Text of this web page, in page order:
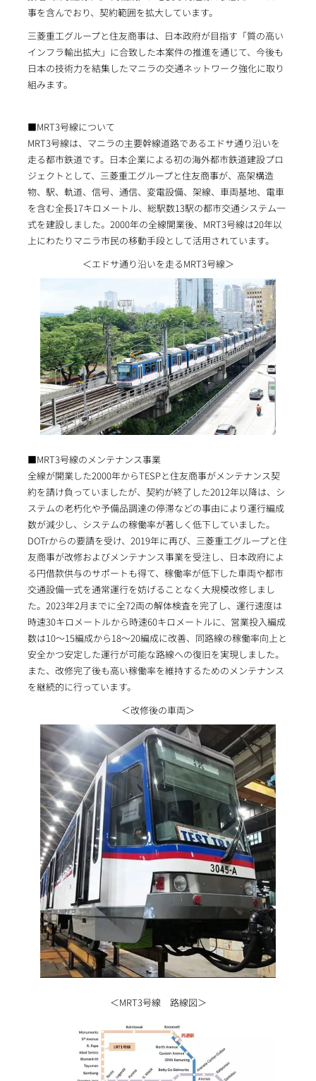
事を含んでおり、契約範囲を拡大しています。
三菱重工グループと住友商事は、日本政府が目指す「質の高い
インフラ輸出拡大」に合致した本案件の推進を通じて、今後も
日本の技術力を結集したマニラの交通ネットワーク強化に取り
組みます。
■MRT3号線について
MRT3号線は、マニラの主要幹線道路であるエドサ通り沿いを
走る都市鉄道です。日本企業による初の海外都市鉄道建設プロ
ジェクトとして、三菱重工グループと住友商事が、高架構造
物、駅、軌道、信号、通信、変電設備、架線、車両基地、電車
を含む全長17キロメートル、総駅数13駅の都市交通システム一
式を建設しました。2000年の全線開業後、MRT3号線は20年以
上にわたりマニラ市民の移動手段として活用されています。
＜エドサ通り沿いを走るMRT3号線＞
■MRT3号線のメンテナンス事業
全線が開業した2000年からTESPと住友商事がメンテナンス契
約を請け負っていましたが、契約が終了した2012年以降は、シ
ステムの老朽化や予備品調達の停滞などの事由により運行編成
数が減少し、システムの稼働率が著しく低下していました。
DOTrからの要請を受け、2019年に再び、三菱重工グループと住
友商事が改修およびメンテナンス事業を受注し、日本政府によ
る円借款供与のサポートも得て、稼働率が低下した車両や都市
交通設備一式を通常運行を妨げることなく大規模改修しまし
た。2023年2月までに全72両の解体検査を完了し、運行速度は
時速30キロメートルから時速60キロメートルに、営業投入編成
数は10～15編成から18～20編成に改善、同路線の稼働率向上と
安全かつ安定した運行が可能な路線への復旧を実現しました。
また、改修完了後も高い稼働率を維持するためのメンテナンス
を継続的に行っています。
＜改修後の車両＞
＜MRT3号線 路線図＞